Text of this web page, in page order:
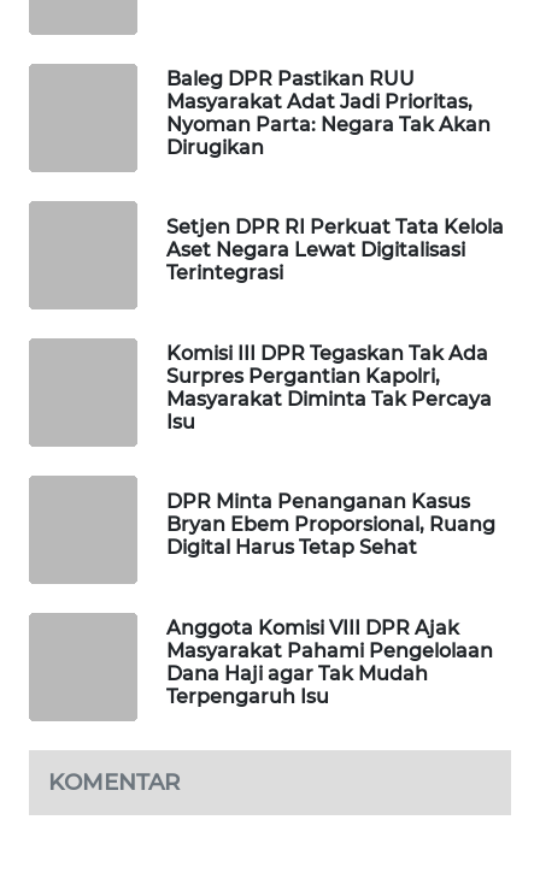
Baleg DPR Pastikan RUU
Masyarakat Adat Jadi Prioritas,
Nyoman Parta: Negara Tak Akan
Dirugikan
Setjen DPR RI Perkuat Tata Kelola
Aset Negara Lewat Digitalisasi
Terintegrasi
Komisi III DPR Tegaskan Tak Ada
Surpres Pergantian Kapolri,
Masyarakat Diminta Tak Percaya
Isu
DPR Minta Penanganan Kasus
Bryan Ebem Proporsional, Ruang
Digital Harus Tetap Sehat
Anggota Komisi VIII DPR Ajak
Masyarakat Pahami Pengelolaan
Dana Haji agar Tak Mudah
Terpengaruh Isu
KOMENTAR
MAWAKA
ID
MKLI
KONSUMEN
ALPERKLINAS
FORJASIDA